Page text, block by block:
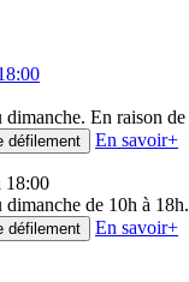
En raison
défilement En savoir+
18:00
de 10h à 18h.
défilement En savoir+